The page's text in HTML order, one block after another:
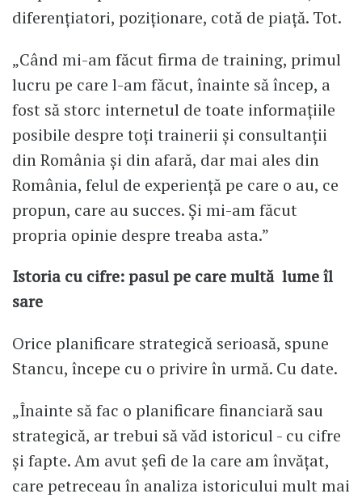
diferențiatori, poziționare, cotă de piață. Tot.
„Când mi-am făcut firma de training, primul
lucru pe care l-am făcut, înainte să încep, a
fost să storc internetul de toate informațiile
posibile despre toți trainerii și consultanții
din România și din afară, dar mai ales din
România, felul de experiență pe care o au, ce
propun, care au succes. Și mi-am făcut
propria opinie despre treaba asta.”
Istoria cu cifre: pasul pe care multă lume îl
sare
Orice planificare strategică serioasă, spune
Stancu, începe cu o privire în urmă. Cu date.
„Înainte să fac o planificare financiară sau
strategică, ar trebui să văd istoricul - cu cifre
și fapte. Am avut șefi de la care am învățat,
care petreceau în analiza istoricului mult mai